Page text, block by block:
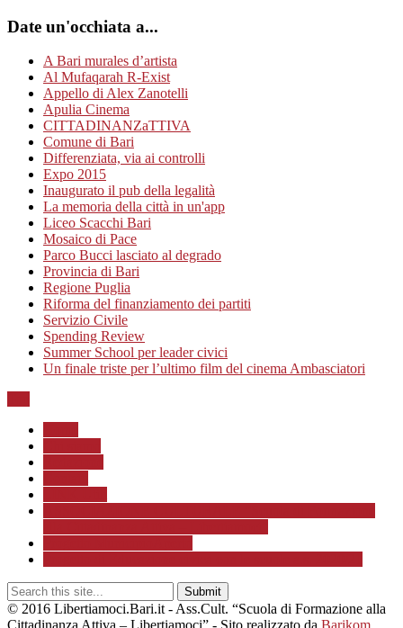
Date un'occhiata a...
A Bari murales d’artista
Al Mufaqarah R-Exist
Appello di Alex Zanotelli
Apulia Cinema
CITTADINANZaTTIVA
Comune di Bari
Differenziata, via ai controlli
Expo 2015
Inaugurato il pub della legalità
La memoria della città in un'app
Liceo Scacchi Bari
Mosaico di Pace
Parco Bucci lasciato al degrado
Provincia di Bari
Regione Puglia
Riforma del finanziamento dei partiti
Servizio Civile
Spending Review
Summer School per leader civici
Un finale triste per l’ultimo film del cinema Ambasciatori
© 2016 Libertiamoci.Bari.it - Ass.Cult. “Scuola di Formazione alla